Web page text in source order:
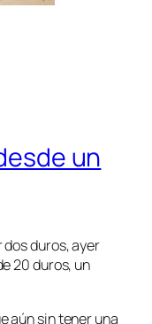
un
duros, ayer
20 duros, un
aún sin tener una